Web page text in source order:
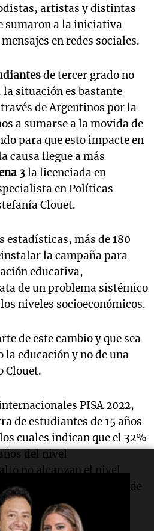
artistas y distintas
sumaron a la iniciativa
en redes sociales.
de tercer grado no
la situación es bastante
de Argentinos por la
a sumarse a la movida de
para que esto impacte en
causa llegue a más
3la licenciada en
en Políticas
Clouet.
estadísticas, más de 180
la campaña para
educativa,
de un problema sistémico
niveles socioeconómicos.
de este cambio y que sea
educación y no de una
Clouet.
PISA 2022,
de estudiantes de 15 años
cuales indican que el 32%
del nivel
no alcanzan el nivel
que la cifra asciende
en el nivel